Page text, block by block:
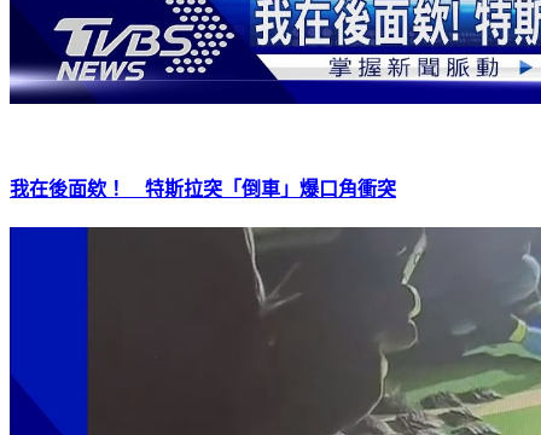
我在後面欸！ 特斯拉突「倒車」爆口角衝突